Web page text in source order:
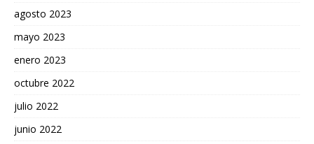
agosto 2023
mayo 2023
enero 2023
octubre 2022
julio 2022
junio 2022